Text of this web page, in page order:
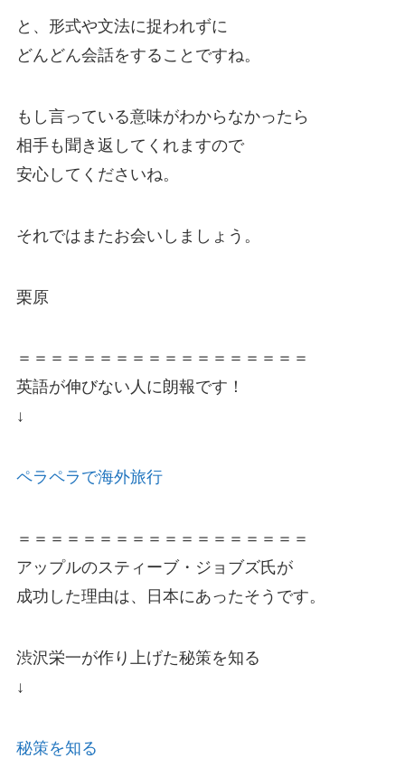
と、形式や文法に捉われずに
どんどん会話をすることですね。
もし言っている意味がわからなかったら
相手も聞き返してくれますので
安心してくださいね。
それではまたお会いしましょう。
栗原
＝＝＝＝＝＝＝＝＝＝＝＝＝＝＝＝＝＝
英語が伸びない人に朗報です！
↓
ペラペラで海外旅行
＝＝＝＝＝＝＝＝＝＝＝＝＝＝＝＝＝＝
アップルのスティーブ・ジョブズ氏が
成功した理由は、日本にあったそうです。
渋沢栄一が作り上げた秘策を知る
↓
秘策を知る